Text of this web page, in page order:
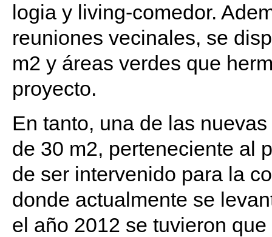
logia y living-comedor.
reuniones vecinales, se
m2 y áreas verdes que
proyecto.
En tanto, una de las
de 30 m2, perteneciente al
de ser intervenido para la
donde actualmente se
el año 2012 se tuvieron